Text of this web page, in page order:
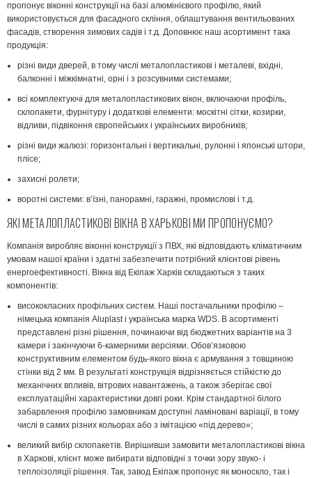
пропонує віконні конструкції на базі алюмінієвого профілю, який
використовується для фасадного скління, облаштування вентильованих
фасадів, створення зимових садів і т.д. Доповнює наш асортимент така
продукція:
різні види дверей, в тому числі металопластикові і металеві, вхідні,
балконні і міжкімнатні, орні і з розсувними системами;
всі комплектуючі для металопластикових вікон, включаючи профіль,
склопакети, фурнітуру і додаткові елементи: москітні сітки, козирки,
відливи, підвіконня європейських і українських виробників;
різні види жалюзі: горизонтальні і вертикальні, рулонні і японські штори,
плісе;
захисні ролети;
воротні системи: в’їзні, панорамні, гаражні, промислові і т.д.
ЯКІ МЕТАЛОПЛАСТИКОВІ ВІКНА В ХАРЬКОВІ МИ ПРОПОНУЄМО?
Компанія виробляє віконні конструкції з ПВХ, які відповідають кліматичним
умовам нашої країни і здатні забезпечити потрібний клієнтові рівень
енергоефективності. Вікна від Екіпаж Харків складаються з таких
компонентів:
висококласних профільних систем. Наші постачальники профілю –
німецька компанія Aluplast і українська марка WDS. В асортименті
представлені різні рішення, починаючи від бюджетних варіантів на 3
камери і закінчуючи 6-камерними версіями. Обов’язковою
конструктивним елементом будь-якого вікна є армування з товщиною
стінки від 2 мм. В результаті конструкція відрізняється стійкістю до
механічних впливів, вітрових навантажень, а також зберігає свої
експлуатаційні характеристики довгі роки. Крім стандартної білого
забарвлення профілю замовникам доступні ламіновані варіації, в тому
числі в самих різних кольорах або з імітацією «під дерево»;
великий вибір склопакетів. Вирішивши замовити металопластикові вікна
в Харкові, клієнт може вибирати відповідні з точки зору звуко- і
теплоізоляції рішення. Так, завод Екіпаж пропонує як моноскло, так і